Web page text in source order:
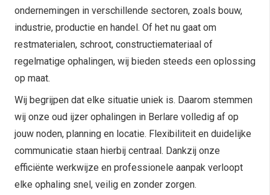
ondernemingen in verschillende sectoren, zoals bouw,
industrie, productie en handel. Of het nu gaat om
restmaterialen, schroot, constructiemateriaal of
regelmatige ophalingen, wij bieden steeds een oplossing
op maat.
Wij begrijpen dat elke situatie uniek is. Daarom stemmen
wij onze oud ijzer ophalingen in Berlare volledig af op
jouw noden, planning en locatie. Flexibiliteit en duidelijke
communicatie staan hierbij centraal. Dankzij onze
efficiënte werkwijze en professionele aanpak verloopt
elke ophaling snel, veilig en zonder zorgen.